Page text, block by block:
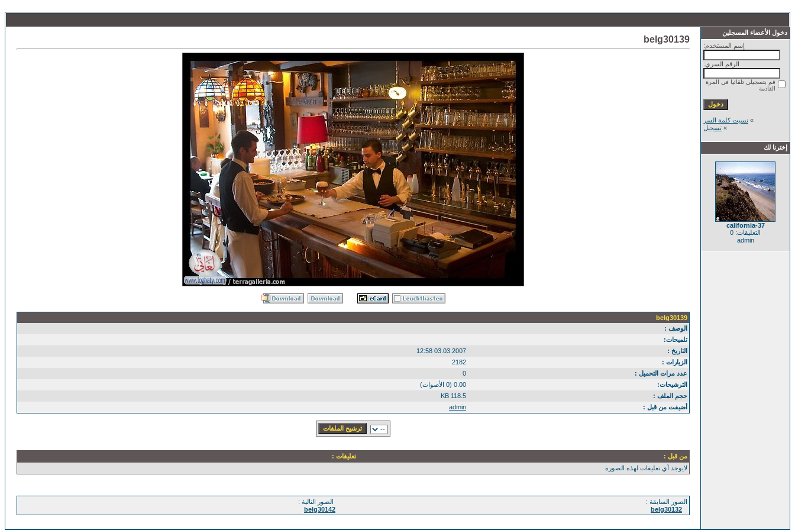
دخول الأعضاء المسجلين
إسم المستخدم:
الرقم السري:
قم بتسجيلي تلقائيا في المرة
القادمة
» نسيت كلمة السر
» تسجيل
إخترنا لك
california-37
التعليقات: 0
admin
belg30139
belg30139
الوصف :
تلميحات:
التاريخ :
03.03.2007 12:58
الزيارات :
2182
عدد مرات التحميل :
0
الترشيحات:
0.00 (0 الأصوات)
حجم الملف :
118.5 KB
أضيفت من قبل :
admin
من قبل :
تعليقات :
لايوجد أي تعليقات لهذه الصورة
الصور السابقة :
belg30132
الصور التالية :
belg30142